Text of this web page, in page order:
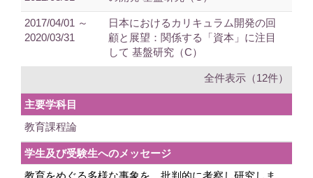
2017/04/01 ～
2020/03/31
日本におけるカリキュラム開発の回
顧と展望：関係する「資本」に注目
して 基盤研究（C）
全件表示（12件）
主要学科目
教育課程論
学生及び受験生へのメッセージ